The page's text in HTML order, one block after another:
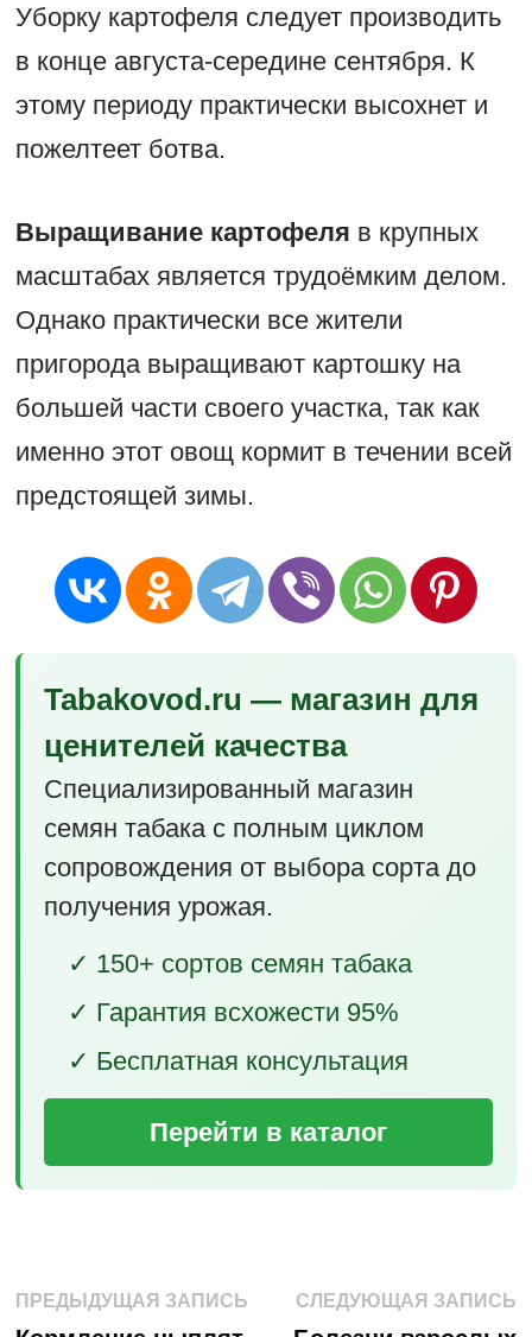
Уборку картофеля следует производить
в конце августа-середине сентября. К
этому периоду практически высохнет и
пожелтеет ботва.
Выращивание картофеля в крупных
масштабах является трудоёмким делом.
Однако практически все жители
пригорода выращивают картошку на
большей части своего участка, так как
именно этот овощ кормит в течении всей
предстоящей зимы.
Tabakovod.ru — магазин для
ценителей качества
Специализированный магазин
семян табака с полным циклом
сопровождения от выбора сорта до
получения урожая.
✓ 150+ сортов семян табака
✓ Гарантия всхожести 95%
✓ Бесплатная консультация
Перейти в каталог
Навигация
ПРЕДЫДУЩАЯ ЗАПИСЬПредыдущая
СЛЕДУЮЩАЯ ЗАПИСЬ